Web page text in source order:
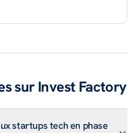
surInvest Factory
startups tech en phase